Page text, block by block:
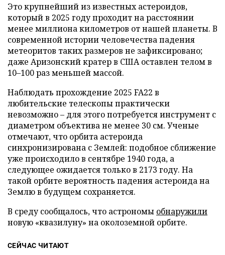
Это крупнейший из известных астероидов,
который в 2025 году проходит на расстоянии
менее миллиона километров от нашей планеты. В
современной истории человечества падения
метеоритов таких размеров не зафиксировано;
даже Аризонский кратер в США оставлен телом в
10–100 раз меньшей массой.
Наблюдать прохождение 2025 FA22 в
любительские телескопы практически
невозможно – для этого потребуется инструмент с
диаметром объектива не менее 30 см. Ученые
отмечают, что орбита астероида
синхронизирована с Землей: подобное сближение
уже происходило в сентябре 1940 года, а
следующее ожидается только в 2173 году. На
такой орбите вероятность падения астероида на
Землю в будущем сохраняется.
В среду сообщалось, что астрономы обнаружили
новую «квазилуну» на околоземной орбите.
СЕЙЧАС ЧИТАЮТ